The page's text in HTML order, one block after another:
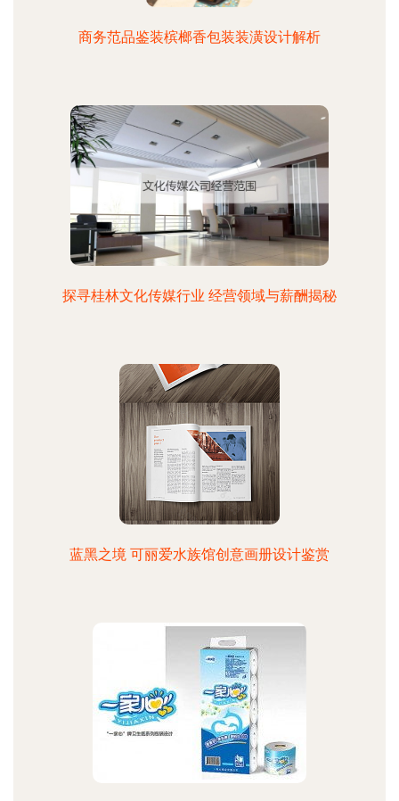
商务范品鉴装槟榔香包装装潢设计解析
探寻桂林文化传媒行业 经营领域与薪酬揭秘
蓝黑之境 可丽爱水族馆创意画册设计鉴赏